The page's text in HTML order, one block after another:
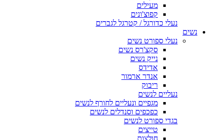
מעילים
קפוצ'ונים
נעלי כדורגל / קטרגל לגברים
נשים
נעלי ספורט נשים
סקצ'רס נשים
נייק נשים
אדידס
אנדר ארמור
ריבוק
נעליים לנשים
מגפיים ונעליים לחורף לנשים
כפכפים וסנדלים לנשים
בגדי ספורט לנשים
טייצים
חולצות